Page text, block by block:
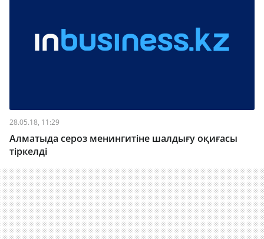
28.05.18, 11:29
Алматыда сероз менингитіне шалдығу оқиғасы
тіркелді